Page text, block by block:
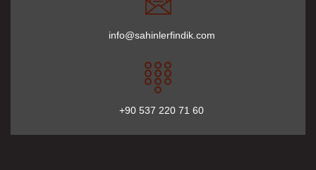
info@sahinlerfindik.com
+90 537 220 71 60